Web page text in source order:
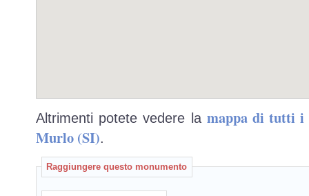
Altrimenti potete vedere la mappa di tutti i
Murlo (SI).
Raggiungere questo monumento